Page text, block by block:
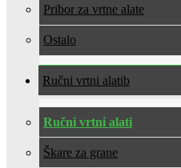
Pribor za vrtne alate
Ostalo
Ručni vrtni alati
Ručni vrtni alati
Škare za grane